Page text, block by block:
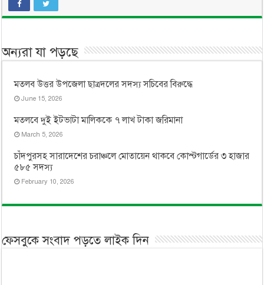
অন্যরা যা পড়ছে
মতলব উত্তর উপজেলা ছাত্রদলের সদস্য সচিবের বিরুদ্ধে
June 15, 2026
মতলবে দুই ইটভাটা মালিককে ৭ লাখ টাকা জরিমানা
March 5, 2026
চাঁদপুরসহ সারাদেশের চরাঞ্চলে মোতায়েন থাকবে কোস্টগার্ডের ৩ হাজার
৫৮৫ সদস্য
February 10, 2026
ফেসবুকে সংবাদ পড়তে লাইক দিন